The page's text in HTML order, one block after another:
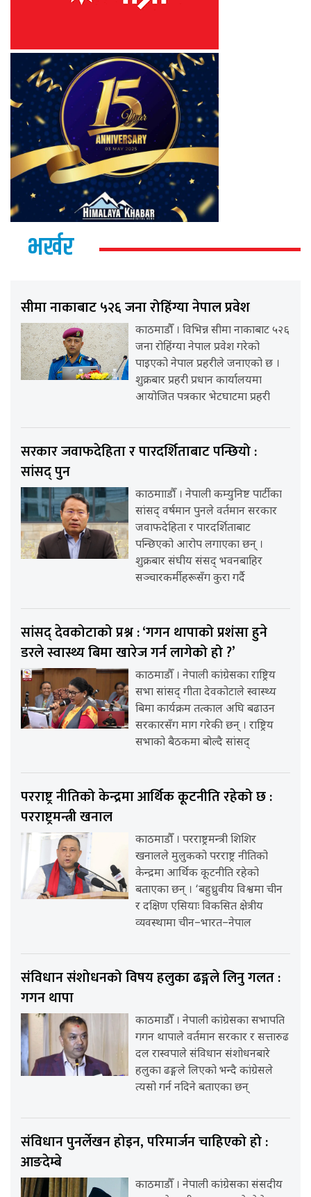
भर्खर
सीमा नाकाबाट ५२६ जना रोहिंग्या नेपाल प्रवेश
काठमाडौँ । विभिन्न सीमा नाकाबाट ५२६
जना रोहिंग्या नेपाल प्रवेश गरेको
पाइएको नेपाल प्रहरीले जनाएको छ ।
शुक्रबार प्रहरी प्रधान कार्यालयमा
आयोजित पत्रकार भेटघाटमा प्रहरी
सरकार जवाफदेहिता र पारदर्शिताबाट पन्छियो :
सांसद् पुन
काठमााडौँ । नेपाली कम्युनिष्ट पार्टीका
सांसद् वर्षमान पुनले वर्तमान सरकार
जवाफदेहिता र पारदर्शिताबाट
पन्छिएको आरोप लगाएका छन् ।
शुक्रबार संघीय संसद् भवनबाहिर
सञ्चारकर्मीहरूसँग कुरा गर्दै
सांसद् देवकोटाको प्रश्न : ‘गगन थापाको प्रशंसा हुने
डरले स्वास्थ्य बिमा खारेज गर्न लागेको हो ?’
काठमाडौँ । नेपाली कांग्रेसका राष्ट्रिय
सभा सांसद् गीता देवकोटाले स्वास्थ्य
बिमा कार्यक्रम तत्काल अघि बढाउन
सरकारसँग माग गरेकी छन् । राष्ट्रिय
सभाको बैठकमा बोल्दै सांसद्
परराष्ट्र नीतिको केन्द्रमा आर्थिक कूटनीति रहेको छ :
परराष्ट्रमन्त्री खनाल
काठमाडौँ । परराष्ट्रमन्त्री शिशिर
खनालले मुलुकको परराष्ट्र नीतिको
केन्द्रमा आर्थिक कूटनीति रहेको
बताएका छन् । ‘बहुध्रुवीय विश्वमा चीन
र दक्षिण एसियाः विकसित क्षेत्रीय
व्यवस्थामा चीन–भारत–नेपाल
संविधान संशोधनको विषय हलुका ढङ्गले लिनु गलत :
गगन थापा
काठमाडौँ । नेपाली कांग्रेसका सभापति
गगन थापाले वर्तमान सरकार र सत्तारुढ
दल रास्वपाले संविधान संशोधनबारे
हलुका ढङ्गले लिएको भन्दै कांग्रेसले
त्यसो गर्न नदिने बताएका छन्
संविधान पुनर्लेखन होइन, परिमार्जन चाहिएको हो :
आङदेम्बे
काठमाडौँ । नेपाली कांग्रेसका संसदीय